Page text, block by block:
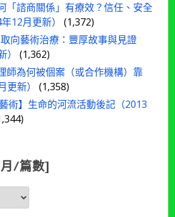
「諮商關係」有療效？信任、安全
12月更新）
(1,372)
取向藝術治療：豐厚故事與見證
(1,362)
師為何被個案（或合作機構）靠
新）
(1,358)
術】生命的河流活動後記（2013
/篇數]